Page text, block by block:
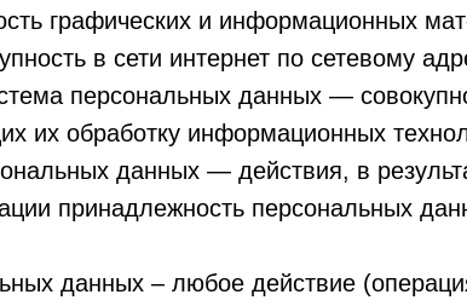
графических и информационных
в сети интернет по сетевому
персональных данных —
их обработку информационных
данных — действия, в
принадлежность персональных
данных – любое действие